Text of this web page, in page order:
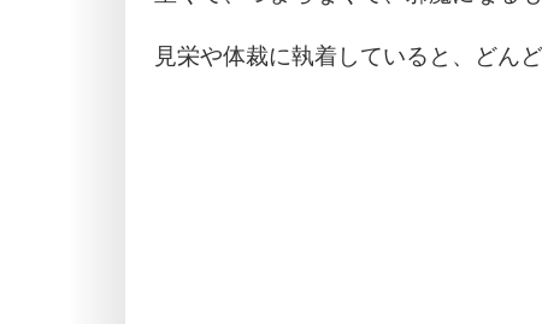
見栄や体裁に執着していると、どん